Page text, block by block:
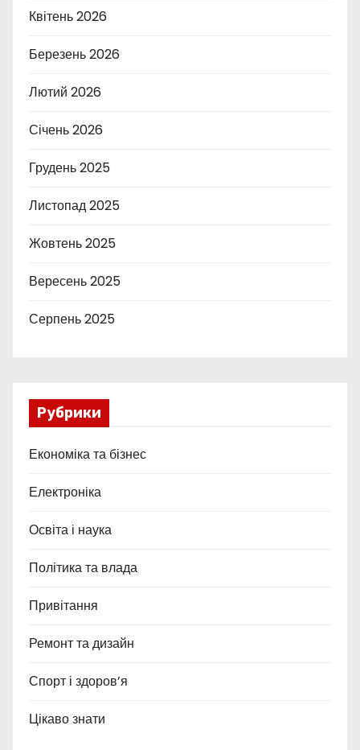
Квітень 2026
Березень 2026
Лютий 2026
Січень 2026
Грудень 2025
Листопад 2025
Жовтень 2025
Вересень 2025
Серпень 2025
Рубрики
Економіка та бізнес
Електроніка
Освіта і наука
Політика та влада
Привітання
Ремонт та дизайн
Спорт і здоров’я
Цікаво знати